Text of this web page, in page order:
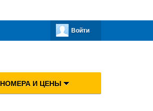
Войти
НОМЕРА И ЦЕНЫ